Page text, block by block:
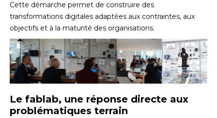
Cette démarche permet de construire des
transformations digitales adaptées aux contraintes, aux
objectifs et à la maturité des organisations.
Le fablab, une réponse directe aux
problématiques terrain